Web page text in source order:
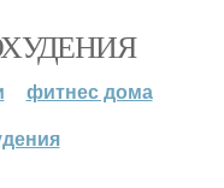
фитнес дома